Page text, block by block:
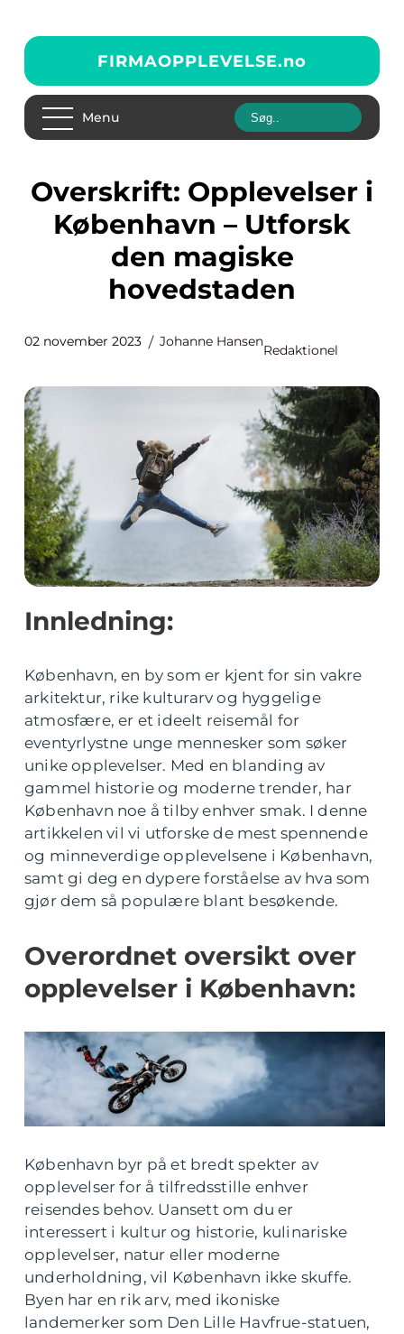
FIRMAOPPLEVELSE.no
Menu
Overskrift: Opplevelser i
København – Utforsk
den magiske
hovedstaden
02 november 2023 Johanne Hansen
Redaktionel
Innledning:
København, en by som er kjent for sin vakre
arkitektur, rike kulturarv og hyggelige
atmosfære, er et ideelt reisemål for
eventyrlystne unge mennesker som søker
unike opplevelser. Med en blanding av
gammel historie og moderne trender, har
København noe å tilby enhver smak. I denne
artikkelen vil vi utforske de mest spennende
og minneverdige opplevelsene i København,
samt gi deg en dypere forståelse av hva som
gjør dem så populære blant besøkende.
Overordnet oversikt over
opplevelser i København:
København byr på et bredt spekter av
opplevelser for å tilfredsstille enhver
reisendes behov. Uansett om du er
interessert i kultur og historie, kulinariske
opplevelser, natur eller moderne
underholdning, vil København ikke skuffe.
Byen har en rik arv, med ikoniske
landemerker som Den Lille Havfrue-statuen,